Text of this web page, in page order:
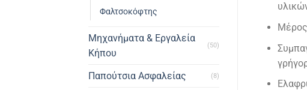
Φαλτσοκόφτης
Μηχανήματα & Εργαλεία
Κήπου
(50)
Παπούτσια Ασφαλείας (8)
Μέρος